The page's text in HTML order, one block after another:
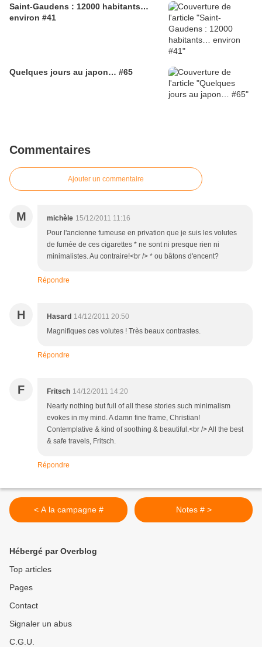
Saint-Gaudens : 12000 habitants…
environ #41
Quelques jours au japon… #65
Commentaires
Ajouter un commentaire
M michèle 15/12/2011 11:16
Pour l'ancienne fumeuse en privation que je suis les volutes
de fumée de ces cigarettes * ne sont ni presque rien ni
minimalistes. Au contraire!<br /> * ou bâtons d'encent?
Répondre
H Hasard 14/12/2011 20:50
Magnifiques ces volutes ! Très beaux contrastes.
Répondre
F Fritsch 14/12/2011 14:20
Nearly nothing but full of all these stories such minimalism
evokes in my mind. A damn fine frame, Christian!
Contemplative & kind of soothing & beautiful.<br /> All the best
& safe travels, Fritsch.
Répondre
< A la campagne # Notes # >
Hébergé par Overblog
Top articles
Pages
Contact
Signaler un abus
C.G.U.